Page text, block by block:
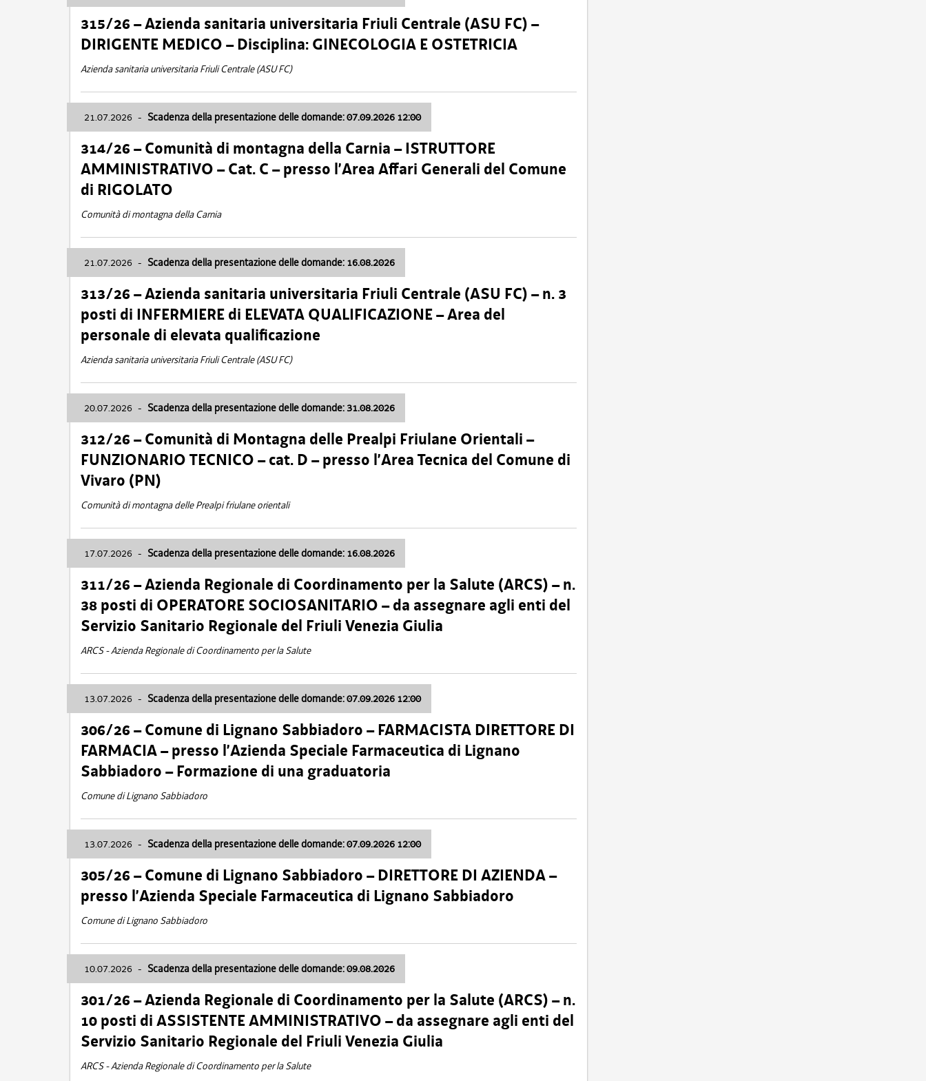
315/26 – Azienda sanitaria universitaria Friuli Centrale (ASU FC) –
DIRIGENTE MEDICO – Disciplina: GINECOLOGIA E OSTETRICIA
Azienda sanitaria universitaria Friuli Centrale (ASU FC)
21.07.2026 - Scadenza della presentazione delle domande: 07.09.2026 12:00
314/26 – Comunità di montagna della Carnia – ISTRUTTORE
AMMINISTRATIVO – Cat. C – presso l’Area Affari Generali del Comune
di RIGOLATO
Comunità di montagna della Carnia
21.07.2026 - Scadenza della presentazione delle domande: 16.08.2026
313/26 – Azienda sanitaria universitaria Friuli Centrale (ASU FC) – n. 3
posti di INFERMIERE di ELEVATA QUALIFICAZIONE – Area del
personale di elevata qualificazione
Azienda sanitaria universitaria Friuli Centrale (ASU FC)
20.07.2026 - Scadenza della presentazione delle domande: 31.08.2026
312/26 – Comunità di Montagna delle Prealpi Friulane Orientali –
FUNZIONARIO TECNICO – cat. D – presso l’Area Tecnica del Comune di
Vivaro (PN)
Comunità di montagna delle Prealpi friulane orientali
17.07.2026 - Scadenza della presentazione delle domande: 16.08.2026
311/26 – Azienda Regionale di Coordinamento per la Salute (ARCS) – n.
38 posti di OPERATORE SOCIOSANITARIO – da assegnare agli enti del
Servizio Sanitario Regionale del Friuli Venezia Giulia
ARCS - Azienda Regionale di Coordinamento per la Salute
13.07.2026 - Scadenza della presentazione delle domande: 07.09.2026 12:00
306/26 – Comune di Lignano Sabbiadoro – FARMACISTA DIRETTORE DI
FARMACIA – presso l’Azienda Speciale Farmaceutica di Lignano
Sabbiadoro – Formazione di una graduatoria
Comune di Lignano Sabbiadoro
13.07.2026 - Scadenza della presentazione delle domande: 07.09.2026 12:00
305/26 – Comune di Lignano Sabbiadoro – DIRETTORE DI AZIENDA –
presso l’Azienda Speciale Farmaceutica di Lignano Sabbiadoro
Comune di Lignano Sabbiadoro
10.07.2026 - Scadenza della presentazione delle domande: 09.08.2026
301/26 – Azienda Regionale di Coordinamento per la Salute (ARCS) – n.
10 posti di ASSISTENTE AMMINISTRATIVO – da assegnare agli enti del
Servizio Sanitario Regionale del Friuli Venezia Giulia
ARCS - Azienda Regionale di Coordinamento per la Salute